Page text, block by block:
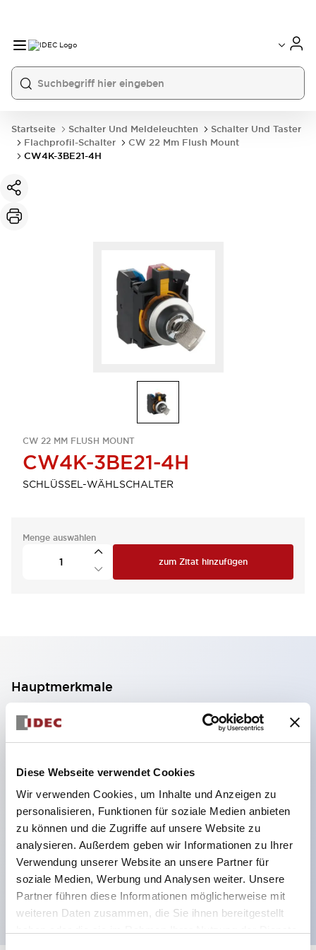
Diese Webseite verwendet Cookies
Wir verwenden Cookies, um Inhalte und Anzeigen zu
personalisieren, Funktionen für soziale Medien anbieten
zu können und die Zugriffe auf unsere Website zu
analysieren. Außerdem geben wir Informationen zu Ihrer
Verwendung unserer Website an unsere Partner für
soziale Medien, Werbung und Analysen weiter. Unsere
Partner führen diese Informationen möglicherweise mit
weiteren Daten zusammen, die Sie ihnen bereitgestellt
Startseite Schalter Und Meldeleuchten
Schalter Und Taster
Flachprofil-Schalter
CW 22 Mm Flush Mount
CW4K-3BE21-4H
CW 22 MM FLUSH MOUNT
CW4K-3BE21-4H
SCHLÜSSEL-WÄHLSCHALTER
Menge auswählen
zum Zitat hinzufügen
Hauptmerkmale
2-Kontakt-Block mit 2 Stufen, ermöglicht eine 4-
Kontakt-Konfiguration (Gewährleistung der
Isolierung zwischen den 2 Kontakten).
59,9 mm (※ 22-stufiger Kontaktblock).
Platzsparendes Design möglich.
Sicherheitsstruktur der 3. Generation: 2-Aktions-
Freisetzung, integrierter Schutz, IP20-
Fingerschutzstruktur